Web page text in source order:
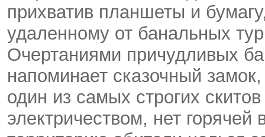
прихватив планшеты и
удаленному от банальных
Очертаниями причудливых
напоминает сказочный
один из самых строгих
электричеством, нет